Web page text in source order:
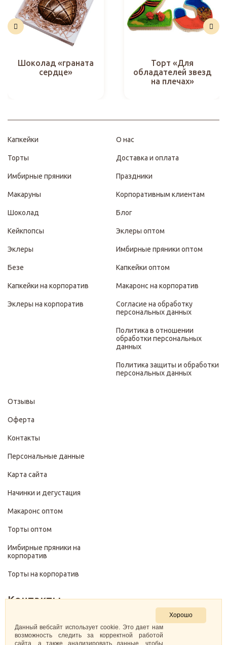
Шоколад «граната
сердце»
Торт «Для
обладателей звезд
на плечах»
Капкейки
Торты
Имбирные пряники
Макаруны
Шоколад
Кейкпопсы
Эклеры
Безе
Капкейки на корпоратив
Эклеры на корпоратив
О нас
Доставка и оплата
Праздники
Корпоративным клиентам
Блог
Эклеры оптом
Имбирные пряники оптом
Капкейки оптом
Макаронс на корпоратив
Согласие на обработку
персональных данных
Политика в отношении
обработки персональных
данных
Политика защиты и обработки
персональных данных
Отзывы
Оферта
Контакты
Персональные данные
Карта сайта
Начинки и дегустация
Макаронс оптом
Торты оптом
Имбирные пряники на
корпоратив
Торты на корпоратив
Контакты
+7 (499) 322-28-29
Хорошо
Данный вебсайт использует cookie. Это дает нам
возможность следить за корректной работой
сайта, а также анализировать данные, чтобы